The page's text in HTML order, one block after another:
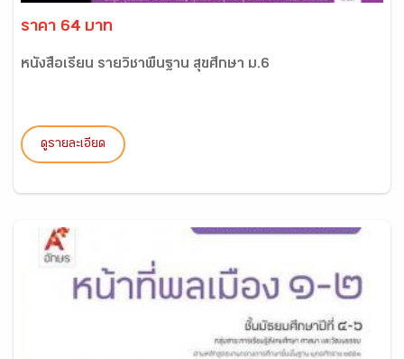
ราคา 64 บาท
หนังสือเรียน รายวิชาพื้นฐาน สุขศึกษา ม.6
ดูรายละเอียด